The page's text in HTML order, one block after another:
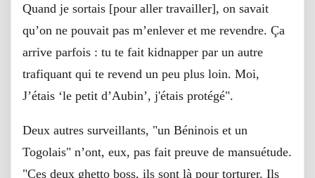
Quand je sortais [pour aller travailler], on savait
qu’on ne pouvait pas m’enlever et me revendre. Ça
arrive parfois : tu te fait kidnapper par un autre
trafiquant qui te revend un peu plus loin. Moi,
J’étais ‘le petit d’Aubin’, j'étais protégé".
Deux autres surveillants, "un Béninois et un
Togolais" n’ont, eux, pas fait preuve de mansuétude.
"Ces deux ghetto boss, ils sont là pour torturer. Ils